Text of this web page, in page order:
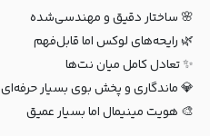
🌸 ساختار دقیق و مهندسی‌شده
🌿 رایحه‌های لوکس اما قابل‌فهم
✨ تعادل کامل میان نت‌ها
💎 ماندگاری و پخش بوی بسیار حرفه‌ای
🎨 هویت مینیمال اما بسیار عمیق